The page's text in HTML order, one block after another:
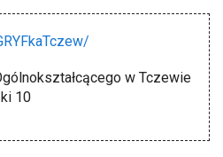
w Tczewie
10